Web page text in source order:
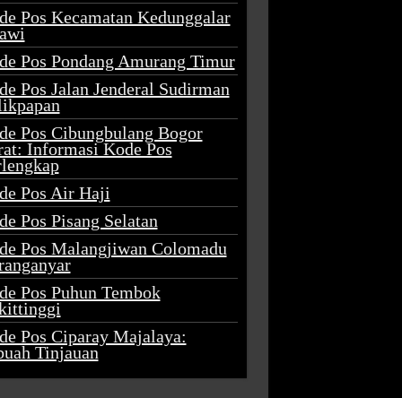
Pos Kecamatan Kedunggalar
Pos Pondang Amurang Timur
Pos Jalan Jenderal Sudirman
Pos Cibungbulang Bogor
Informasi Kode Pos
Pos Air Haji
Pos Pisang Selatan
Pos Malangjiwan Colomadu
Pos Puhun Tembok
Pos Ciparay Majalaya:
Tinjauan